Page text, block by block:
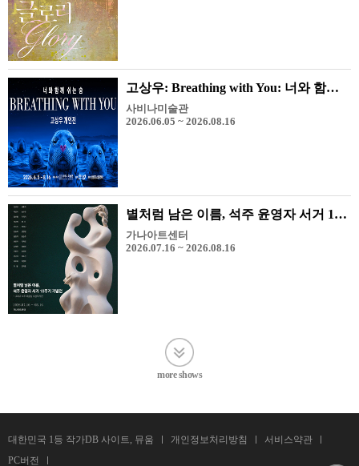
고상우: Breathing with You: 너와 함께 쉬는 숨
사비나미술관
2026.06.05 ~ 2026.08.16
별처럼 남은 이름, 석주 윤영자 서거 10주기 기념전 - 그리고 석주 미술상 수상 작가전
가나아트센터
2026.07.16 ~ 2026.08.16
more shows
대한민국 1등 작가DB 사이트, 뮤움 개인정보처리방침
서비스약관
PC버전